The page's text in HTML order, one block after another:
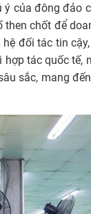
của đông đảo
chốt để
đối tác tin
tác quốc
sắc, mang